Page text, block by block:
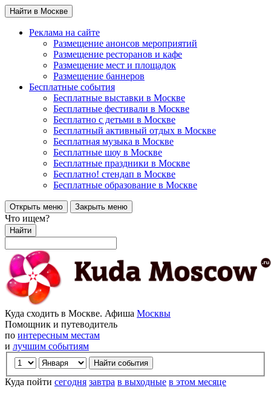
Найти в Москве
Реклама на сайте
Размещение анонсов мероприятий
Размещение ресторанов и кафе
Размещение мест и площадок
Размещение баннеров
Бесплатные события
Бесплатные выставки в Москве
Бесплатные фестивали в Москве
Бесплатно с детьми в Москве
Бесплатный активный отдых в Москве
Бесплатная музыка в Москве
Бесплатные шоу в Москве
Бесплатные праздники в Москве
Бесплатно! стендап в Москве
Бесплатные образование в Москве
Открыть меню Закрыть меню
Что ищем?
Найти
Куда сходить в Москве. Афиша Москвы
Помощник и путеводитель
по интересным местам
и лучшим событиям
Куда пойти сегодня завтра в выходные в этом месяце